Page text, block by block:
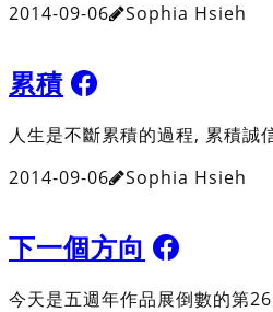
2014-09-06
Sophia Hsieh
累積
人生是不斷累積的過程, 累積誠
2014-09-06
Sophia Hsieh
下一個方向
今天是五週年作品展倒數的第